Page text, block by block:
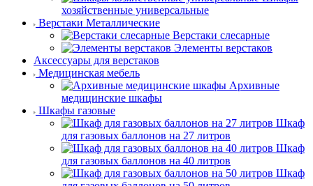
хозяйственные универсальные
Верстаки Металлические
Верстаки слесарные
Элементы верстаков
Аксессуары для верстаков
Медицинская мебель
Архивные
медицинские шкафы
Шкафы газовые
Шкаф
для газовых баллонов на 27 литров
Шкаф
для газовых баллонов на 40 литров
Шкаф